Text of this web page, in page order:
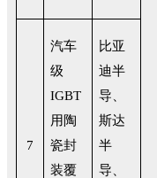
7
汽车
级
IGBT
用陶
瓷封
装覆
比亚
迪半
导、
斯达
半
导、